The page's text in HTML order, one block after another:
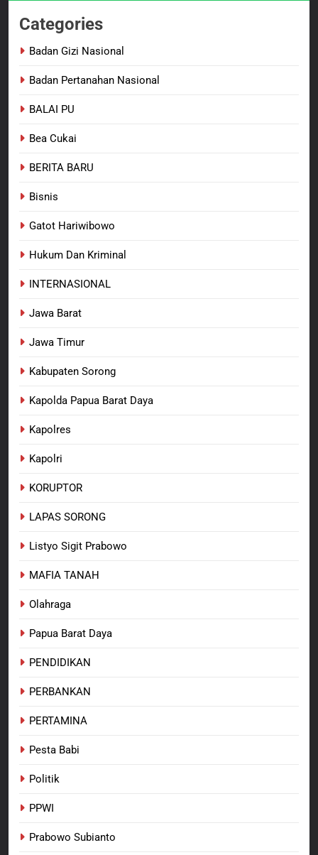
Anggota Reskrim Polsek Beji,
Penanganan Dugaan
8
Categories
Badan Gizi Nasional
Badan Pertanahan Nasional
BALAI PU
Bea Cukai
BERITA BARU
Bisnis
Gatot Hariwibowo
Hukum Dan Kriminal
INTERNASIONAL
Jawa Barat
Jawa Timur
Kabupaten Sorong
Kapolda Papua Barat Daya
Kapolres
Kapolri
KORUPTOR
LAPAS SORONG
Listyo Sigit Prabowo
MAFIA TANAH
Olahraga
Papua Barat Daya
PENDIDIKAN
PERBANKAN
PERTAMINA
Pesta Babi
Politik
PPWI
Prabowo Subianto